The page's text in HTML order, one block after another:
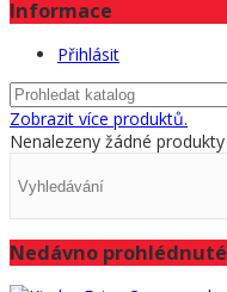
Informace
Přihlásit
Zobrazit více produktů.
Nenalezeny žádné produkty
Nedávno prohlédnuté